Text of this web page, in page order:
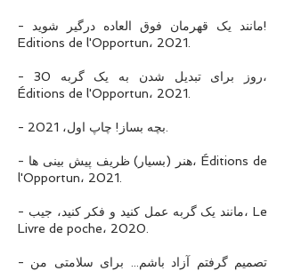
- مانند یک قهرمان فوق العاده درگیر شوید!
Editions de l'Opportun، 2021.
- 30 روز برای تبدیل شدن به یک گربه،
Éditions de l'Opportun، 2021.
- هنر (بسیار) ظریف پیش بینی ها، Éditions de
l'Opportun، 2021.
- مانند یک گربه عمل کنید و فکر کنید، جیب، Le
Livre de poche، 2020.
- تصمیم گرفتم آزاد باشم... برای سلامتی من